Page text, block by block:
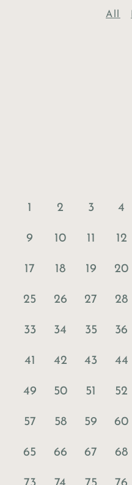
All
1 2 3 4
9 10 11 12
17 18 19 20
25 26 27 28
33 34 35 36
41 42 43 44
49 50 51 52
57 58 59 60
65 66 67 68